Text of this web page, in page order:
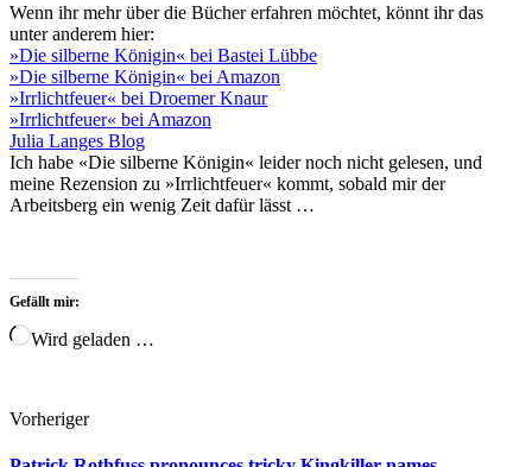
Wenn ihr mehr über die Bücher erfahren möchtet, könnt ihr das
unter anderem hier:
»Die silberne Königin« bei Bastei Lübbe
»Die silberne Königin« bei Amazon
»Irrlichtfeuer« bei Droemer Knaur
»Irrlichtfeuer« bei Amazon
Julia Langes Blog
Ich habe «Die silberne Königin« leider noch nicht gelesen, und
meine Rezension zu »Irrlichtfeuer« kommt, sobald mir der
Arbeitsberg ein wenig Zeit dafür lässt …
Gefällt mir:
Wird geladen …
Vorheriger